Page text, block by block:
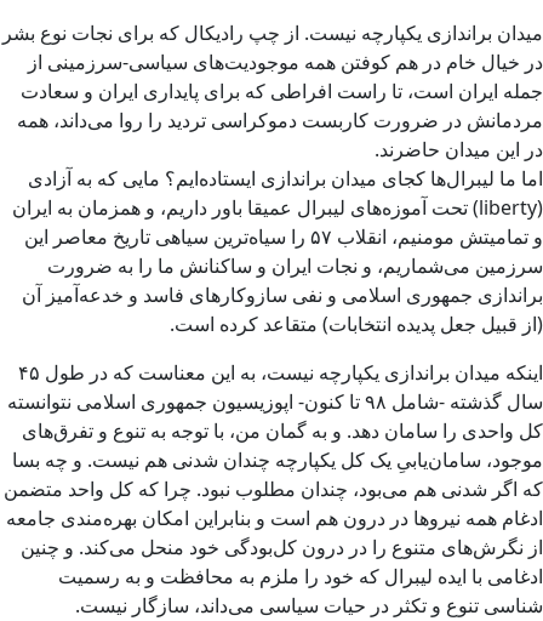
میدان براندازی یکپارچه نیست. از چپ رادیکال که برای نجات نوع بشر
در خیال خام در هم کوفتن همه موجودیت‌های سیاسی-سرزمینی از
جمله ایران است، تا راست افراطی که برای پایداری ایران و سعادت
مردمانش در ضرورت کاربست دموکراسی تردید را روا می‌داند، همه
در این میدان حاضرند.
اما ما لیبرال‌ها کجای میدان براندازی ایستاده‌ایم؟ مایی که به آزادی
(liberty) تحت آموزه‌های لیبرال عمیقا باور داریم، و همزمان به ایران
و تمامیتش مومنیم، انقلاب ۵۷ را سیاه‌ترین سیاهی تاریخ معاصر این
سرزمین می‌شماریم، و نجات ایران و ساکنانش ما را به ضرورت
براندازی جمهوری اسلامی و نفی سازوکارهای فاسد و خدعه‌آمیز آن
(از قبیل جعل پدیده انتخابات) متقاعد کرده است.
اینکه میدان براندازی یکپارچه نیست، به این معناست که در طول ۴۵
سال گذشته -شامل ۹۸ تا کنون- اپوزیسیون جمهوری اسلامی نتوانسته
کل واحدی را سامان دهد. و به گمان من، با توجه به تنوع‌ و تفرق‌های
موجود، سامان‌یابیِ یک کل یکپارچه چندان شدنی هم نیست. و چه بسا
که اگر شدنی هم می‌بود، چندان مطلوب نبود. چرا که کل واحد متضمن
ادغام همه نیروها در درون هم است و بنابراین امکان بهره‌مندی جامعه
از نگرش‌های متنوع را در درون کل‌بودگی خود منحل می‌کند. و چنین
ادغامی با ایده لیبرال که خود را ملزم به محافظت و به رسمیت
شناسی تنوع و تکثر در حیات سیاسی می‌داند، سازگار نیست.